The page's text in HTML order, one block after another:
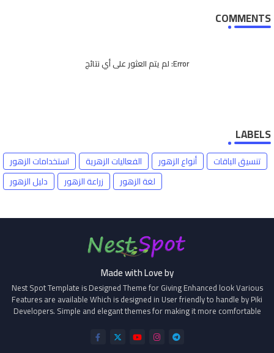
COMMENTS
Error: لم يتم العثور على أي نتائج
LABELS
استخدامات الزهور الفعاليات الزهرية أنواع الزهور
تنسيق الباقات
دليل الزهور
زراعة الزهور لغة الزهور
Made with Love by
Nest Spot Template is Designed Theme for Giving Enhanced look Various
Features are available Which is designed in User friendly to handle by Piki
Developers. Simple and elegant themes for making it more comfortable